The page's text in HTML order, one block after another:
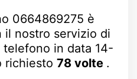
0664869275 è
il nostro servizio di
in data 14-
richiesto 78 volte .